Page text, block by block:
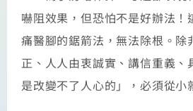
嚇阻效果，但恐怕不是好辦法！
痛醫腳的鋸箭法，無法除根。除
正、人人由衷誠實、講信重義、
是改變不了人心的」，必須從小